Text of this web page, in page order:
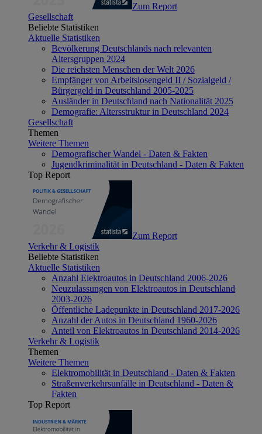
Zum Report
Gesellschaft
Beliebte Statistiken
Aktuelle Statistiken
Bevölkerung Deutschlands nach relevanten
Altersgruppen 2024
Die reichsten Menschen der Welt 2026
Empfänger von Arbeitslosengeld II / Sozialgeld /
Bürgergeld in Deutschland 2005-2025
Ausländer in Deutschland nach Nationalität 2025
Demografie: Altersstruktur in Deutschland 2024
Gesellschaft
Themen
Weitere Themen
Demografischer Wandel - Daten & Fakten
Jugendkriminalität in Deutschland - Daten & Fakten
Top Report
Zum Report
Verkehr & Logistik
Beliebte Statistiken
Aktuelle Statistiken
Anzahl Elektroautos in Deutschland 2006-2026
Neuzulassungen von Elektroautos in Deutschland
2003-2026
Öffentliche Ladepunkte in Deutschland 2017-2026
Anzahl der Autos in Deutschland 1960-2026
Anteil von Elektroautos in Deutschland 2014-2026
Verkehr & Logistik
Themen
Weitere Themen
Elektromobilität in Deutschland - Daten & Fakten
Straßenverkehrsunfälle in Deutschland - Daten &
Fakten
Top Report